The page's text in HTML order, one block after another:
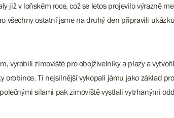
již v loňském roce, což se letos projevilo výrazně
všechny ostatní jsme na druhý den připravili
vyrobili zimoviště pro obojživelníky a plazy a
Ti nejsilnější vykopali jámu jako základ
silami pak zimoviště vystlali vytrhanými